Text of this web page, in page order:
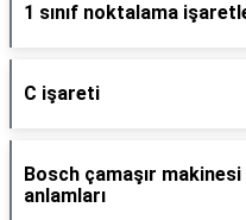
1 sınıf noktalama
C işareti
Bosch çamaşır
anlamları